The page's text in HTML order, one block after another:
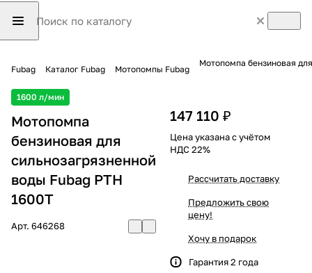
Fubag Каталог Fubag Мотопомпы Fubag
Мотопомпа бензиновая
1600 л/мин
Мотопомпа
бензиновая для
сильнозагрязненной
воды Fubag PTH
1600Т
Арт. 646268
147 110 ₽
Цена указана с учётом
НДС 22%
Рассчитать доставку
Предложить свою
цену!
Хочу в подарок
Гарантия 2 года